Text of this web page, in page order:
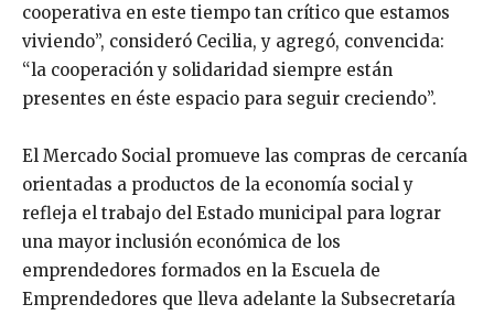
cooperativa en este tiempo tan crítico que estamos
viviendo”, consideró Cecilia, y agregó, convencida:
“la cooperación y solidaridad siempre están
presentes en éste espacio para seguir creciendo”.
El Mercado Social promueve las compras de cercanía
orientadas a productos de la economía social y
refleja el trabajo del Estado municipal para lograr
una mayor inclusión económica de los
emprendedores formados en la Escuela de
Emprendedores que lleva adelante la Subsecretaría